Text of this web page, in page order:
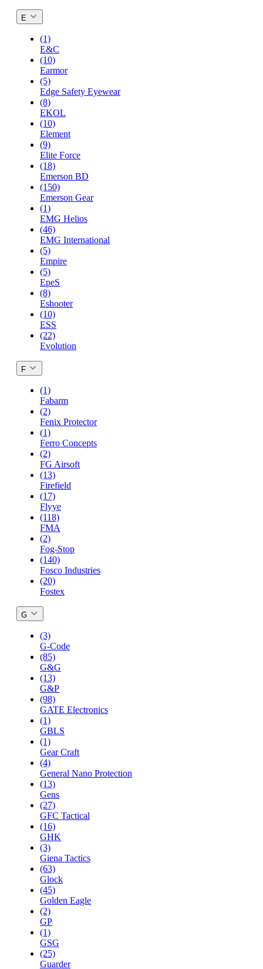
E
(1)
E&C
(10)
Earmor
(5)
Edge Safety Eyewear
(8)
EKOL
(10)
Element
(9)
Elite Force
(18)
Emerson BD
(150)
Emerson Gear
(1)
EMG Helios
(46)
EMG International
(5)
Empire
(5)
EpeS
(8)
Eshooter
(10)
ESS
(22)
Evolution
F
(1)
Fabarm
(2)
Fenix Protector
(1)
Ferro Concepts
(2)
FG Airsoft
(13)
Firefield
(17)
Flyye
(118)
FMA
(2)
Fog-Stop
(140)
Fosco Industries
(20)
Fostex
G
(3)
G-Code
(85)
G&G
(13)
G&P
(98)
GATE Electronics
(1)
GBLS
(1)
Gear Craft
(4)
General Nano Protection
(13)
Gens
(27)
GFC Tactical
(16)
GHK
(3)
Giena Tactics
(63)
Glock
(45)
Golden Eagle
(2)
GP
(1)
GSG
(25)
Guarder